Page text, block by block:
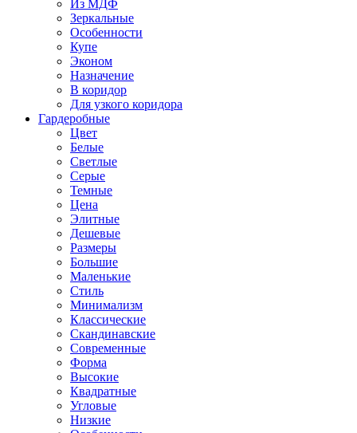
Из МДФ
Зеркальные
Особенности
Купе
Эконом
Назначение
В коридор
Для узкого коридора
Гардеробные
Цвет
Белые
Светлые
Серые
Темные
Цена
Элитные
Дешевые
Размеры
Большие
Маленькие
Стиль
Минимализм
Классические
Скандинавские
Современные
Форма
Высокие
Квадратные
Угловые
Низкие